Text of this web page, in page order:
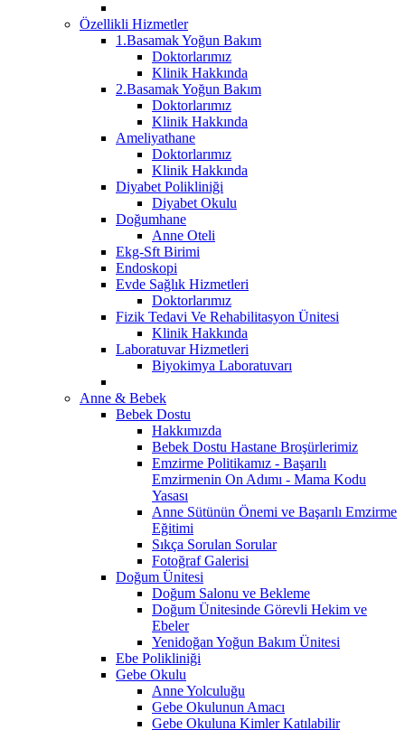
Özellikli Hizmetler
1.Basamak Yoğun Bakım
Doktorlarımız
Klinik Hakkında
2.Basamak Yoğun Bakım
Doktorlarımız
Klinik Hakkında
Ameliyathane
Doktorlarımız
Klinik Hakkında
Diyabet Polikliniği
Diyabet Okulu
Doğumhane
Anne Oteli
Ekg-Sft Birimi
Endoskopi
Evde Sağlık Hizmetleri
Doktorlarımız
Fizik Tedavi Ve Rehabilitasyon Ünitesi
Klinik Hakkında
Laboratuvar Hizmetleri
Biyokimya Laboratuvarı
Anne & Bebek
Bebek Dostu
Hakkımızda
Bebek Dostu Hastane Broşürlerimiz
Emzirme Politikamız - Başarılı
Emzirmenin On Adımı - Mama Kodu
Yasası
Anne Sütünün Önemi ve Başarılı Emzirme
Eğitimi
Sıkça Sorulan Sorular
Fotoğraf Galerisi
Doğum Ünitesi
Doğum Salonu ve Bekleme
Doğum Ünitesinde Görevli Hekim ve
Ebeler
Yenidoğan Yoğun Bakım Ünitesi
Ebe Polikliniği
Gebe Okulu
Anne Yolculuğu
Gebe Okulunun Amacı
Gebe Okuluna Kimler Katılabilir